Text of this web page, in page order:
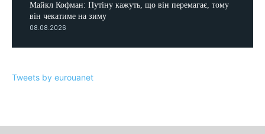
Майкл Кофман: Путіну кажуть, що він перемагає, тому
він чекатиме на зиму
08.08.2026
Tweets by eurouanet